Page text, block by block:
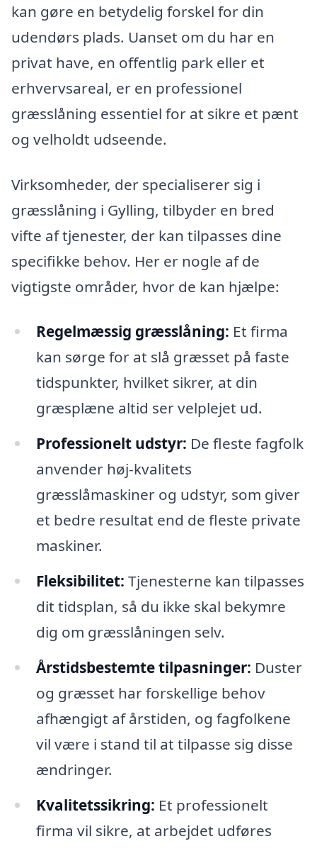
kan gøre en betydelig forskel for din
udendørs plads. Uanset om du har en
privat have, en offentlig park eller et
erhvervsareal, er en professionel
græsslåning essentiel for at sikre et pænt
og velholdt udseende.
Virksomheder, der specialiserer sig i
græsslåning i Gylling, tilbyder en bred
vifte af tjenester, der kan tilpasses dine
specifikke behov. Her er nogle af de
vigtigste områder, hvor de kan hjælpe:
Regelmæssig græsslåning: Et firma
kan sørge for at slå græsset på faste
tidspunkter, hvilket sikrer, at din
græsplæne altid ser velplejet ud.
Professionelt udstyr: De fleste fagfolk
anvender høj-kvalitets
græsslåmaskiner og udstyr, som giver
et bedre resultat end de fleste private
maskiner.
Fleksibilitet: Tjenesterne kan tilpasses
dit tidsplan, så du ikke skal bekymre
dig om græsslåningen selv.
Årstidsbestemte tilpasninger: Duster
og græsset har forskellige behov
afhængigt af årstiden, og fagfolkene
vil være i stand til at tilpasse sig disse
ændringer.
Kvalitetssikring: Et professionelt
firma vil sikre, at arbejdet udføres